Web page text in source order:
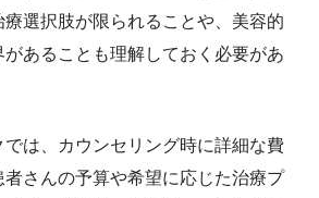
選択肢が限られることや、美容的
あることも理解しておく必要があ
では、カウンセリング時に詳細な費
者さんの予算や希望に応じた治療プ